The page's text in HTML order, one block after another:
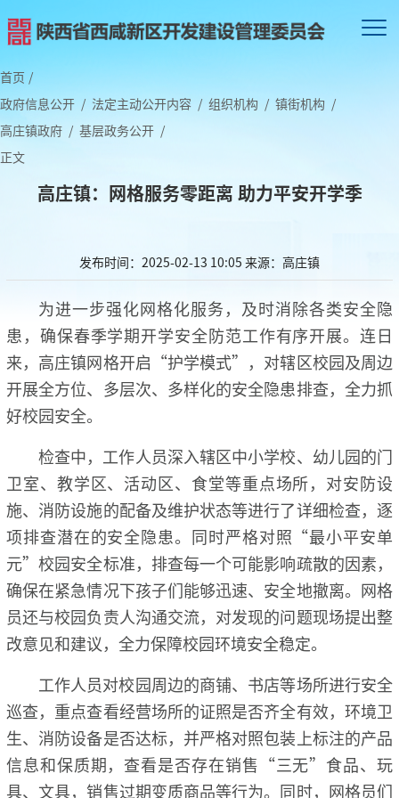
首页 /
政府信息公开 / 法定主动公开内容 / 组织机构 / 镇街机构 /
高庄镇政府 / 基层政务公开 /
正文
高庄镇：网格服务零距离 助力平安开学季
发布时间：2025-02-13 10:05 来源：高庄镇
为进一步强化网格化服务，及时消除各类安全隐
患，确保春季学期开学安全防范工作有序开展。连日
来，高庄镇网格开启“护学模式”，对辖区校园及周边
开展全方位、多层次、多样化的安全隐患排查，全力抓
好校园安全。
检查中，工作人员深入辖区中小学校、幼儿园的门
卫室、教学区、活动区、食堂等重点场所，对安防设
施、消防设施的配备及维护状态等进行了详细检查，逐
项排查潜在的安全隐患。同时严格对照“最小平安单
元”校园安全标准，排查每一个可能影响疏散的因素，
确保在紧急情况下孩子们能够迅速、安全地撤离。网格
员还与校园负责人沟通交流，对发现的问题现场提出整
改意见和建议，全力保障校园环境安全稳定。
工作人员对校园周边的商铺、书店等场所进行安全
巡查，重点查看经营场所的证照是否齐全有效，环境卫
生、消防设备是否达标，并严格对照包装上标注的产品
信息和保质期，查看是否存在销售“三无”食品、玩
具、文具，销售过期变质商品等行为。同时，网格员们